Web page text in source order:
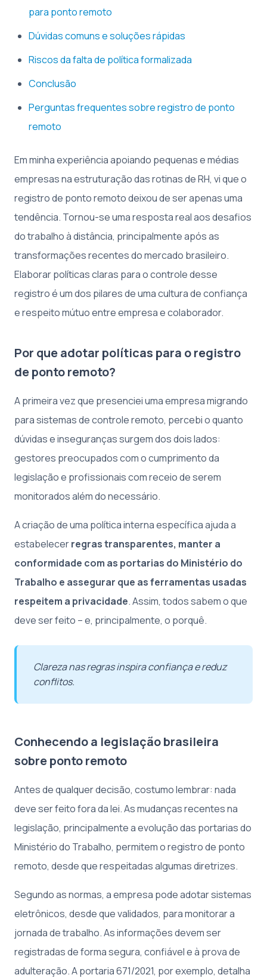
para ponto remoto
Dúvidas comuns e soluções rápidas
Riscos da falta de política formalizada
Conclusão
Perguntas frequentes sobre registro de ponto
remoto
Em minha experiência apoiando pequenas e médias
empresas na estruturação das rotinas de RH, vi que o
registro de ponto remoto deixou de ser apenas uma
tendência. Tornou-se uma resposta real aos desafios
do trabalho à distância, principalmente após as
transformações recentes do mercado brasileiro.
Elaborar políticas claras para o controle desse
registro é um dos pilares de uma cultura de confiança
e respeito mútuo entre empresa e colaborador.
Por que adotar políticas para o registro
de ponto remoto?
A primeira vez que presenciei uma empresa migrando
para sistemas de controle remoto, percebi o quanto
dúvidas e inseguranças surgem dos dois lados:
gestores preocupados com o cumprimento da
legislação e profissionais com receio de serem
monitorados além do necessário.
A criação de uma política interna específica ajuda a
estabelecerregras transparentes, manter a
conformidade com as portarias do Ministério do
Trabalho e assegurar que as ferramentas usadas
respeitem a privacidade. Assim, todos sabem o que
deve ser feito – e, principalmente, o porquê.
Clareza nas regras inspira confiança e reduz
conflitos.
Conhecendo a legislação brasileira
sobre ponto remoto
Antes de qualquer decisão, costumo lembrar: nada
deve ser feito fora da lei. As mudanças recentes na
legislação, principalmente a evolução das portarias do
Ministério do Trabalho, permitem o registro de ponto
remoto, desde que respeitadas algumas diretrizes.
Segundo as normas, a empresa pode adotar sistemas
eletrônicos, desde que validados, para monitorar a
jornada de trabalho. As informações devem ser
registradas de forma segura, confiável e à prova de
adulteração. A portaria 671/2021, por exemplo, detalha